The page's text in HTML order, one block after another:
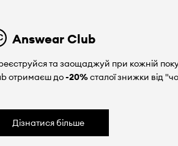
Answear Club
та заощаджуй при кожній
отримаєш до-20%сталої знижки від
Дізнатися більше